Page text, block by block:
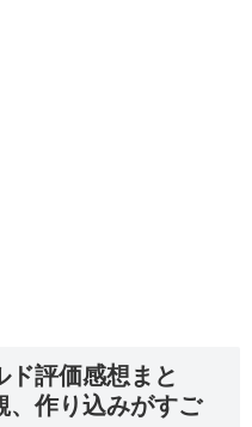
ド評価感想まと
、作り込みがすご